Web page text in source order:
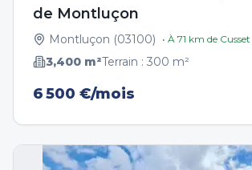
de Montluçon
Montluçon (03100) • À 71 km de Cusset
3,400 m²Terrain : 300 m²
6 500 €/mois